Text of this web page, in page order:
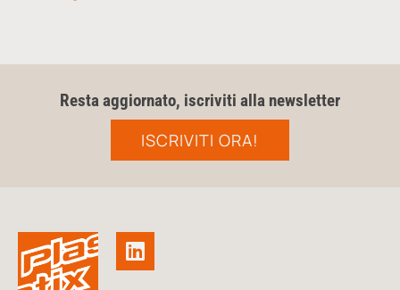
Resta aggiornato, iscriviti alla newsletter
ISCRIVITI ORA!